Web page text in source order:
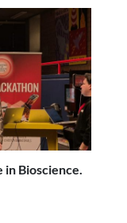
Bioscience.